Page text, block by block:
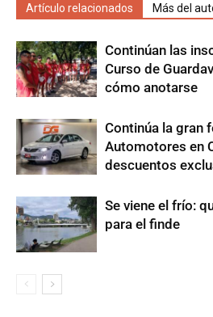
Artículo relacionados Más del
Continúan las
Curso de
cómo anotarse
Continúa la gran
Automotores en
descuentos
Se viene el frío:
para el finde